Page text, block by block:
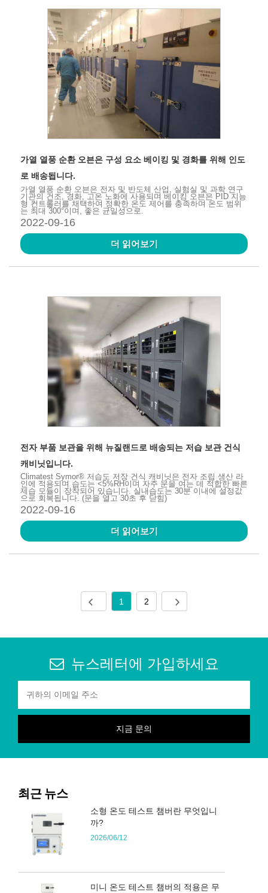
가열 열풍 순환 오븐은 구성 요소 베이킹 및 경화를 위해 인도
로 배송됩니다.
가열 열풍 순환 오븐은 전자 및 반도체 산업, 실험실 및 과학 연구
기관의 건조, 경화, 고온 노화에 사용되며 베이킹 오븐은 PID 지능
형 컨트롤러를 채택하여 정확한 온도 제어를 충족하며 온도 범위
는 최대 300°이며, 좋은 균일성으로.
2022-09-16
더 읽어보기
전자 부품 보관을 위해 뉴질랜드로 배송되는 저습 보관 건식
캐비닛입니다.
Climatest Symor® 저습도 저장 건식 캐비닛은 전자 조립 생산 라
인에 적용되며 습도는 <5%RH이며 자주 문을 여는 데 적합한 빠른
제습 모듈이 장착되어 있습니다. 실내습도는 30분 이내에 설정값
으로 회복됩니다. (문을 열고 30초 후 닫힘)
2022-09-16
더 읽어보기
1 2
뉴스레터에 가입하세요
최근 뉴스
소형 온도 테스트 챔버란 무엇입니
까?
2026/06/12
미니 온도 테스트 챔버의 적용은 무